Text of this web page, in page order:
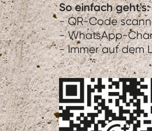
So einfach geht's:
- QR-Code
- WhatsApp-
- Immer auf dem